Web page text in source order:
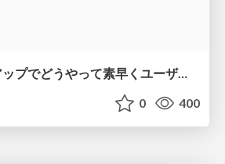
少人数スタートアップでどうやって素早くユーザに価値を届けるか
0 400